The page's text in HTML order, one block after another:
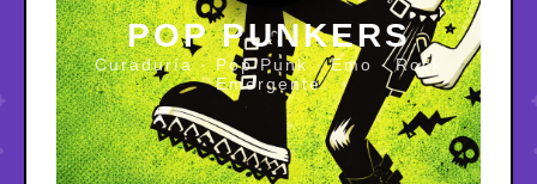
POP PUNKERS
Curaduría · Pop Punk · Emo · Rock
Emergente